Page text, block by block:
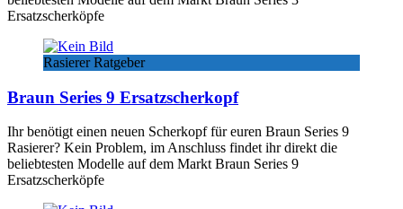
Ersatzscherköpfe
Rasierer Ratgeber
Braun Series 9 Ersatzscherkopf
Ihr benötigt einen neuen Scherkopf für euren Braun Series 9
Rasierer? Kein Problem, im Anschluss findet ihr direkt die
beliebtesten Modelle auf dem Markt Braun Series 9
Ersatzscherköpfe